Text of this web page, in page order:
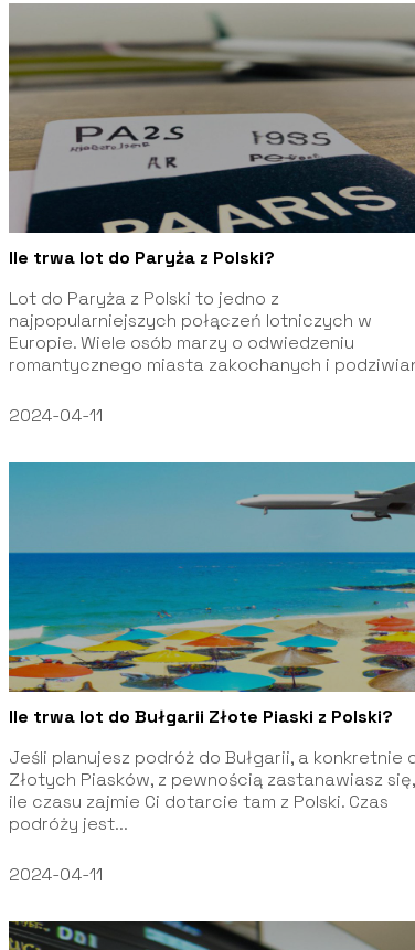
Ile trwa lot do Paryża z Polski?
Lot do Paryża z Polski to jedno z
najpopularniejszych połączeń lotniczych w
Europie. Wiele osób marzy o odwiedzeniu
romantycznego miasta zakochanych i
2024-04-11
Ile trwa lot do Bułgarii Złote Piaski z Polski?
Jeśli planujesz podróż do Bułgarii, a konkretnie
Złotych Piasków, z pewnością zastanawiasz się,
ile czasu zajmie Ci dotarcie tam z Polski. Czas
podróży jest...
2024-04-11